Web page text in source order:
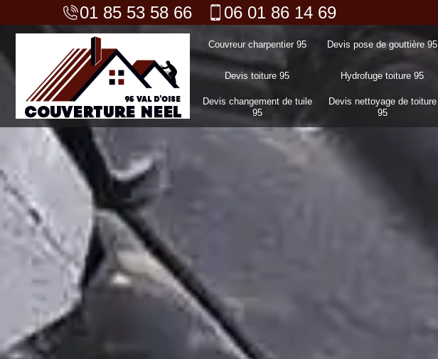
01 85 53 58 66 06 01 86 14 69
Couvreur charpentier 95 Devis pose de gouttière 95
Devis toiture 95 Hydrofuge toiture 95
Devis changement de tuile
95
Devis nettoyage de toiture
95